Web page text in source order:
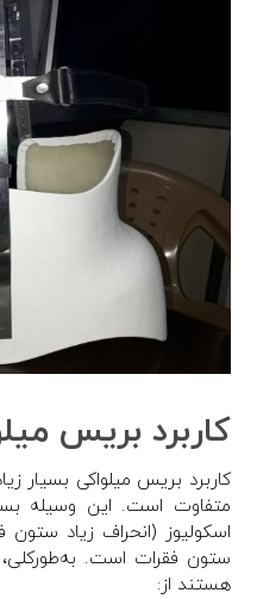
کاربرد بریس
کاربرد بریس میلواکی بسیار
متفاوت است. این وسیله
اسکولیوز (انحراف زیاد
ستون فقرات است. به‌طورکلی،
هستند از: